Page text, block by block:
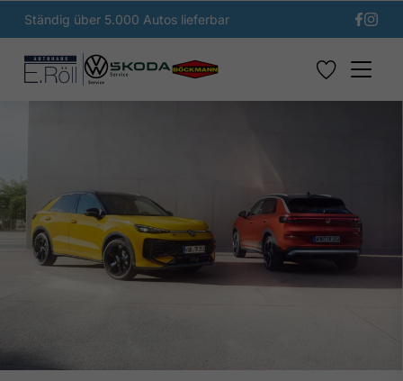
Ständig über 5.000 Autos lieferbar